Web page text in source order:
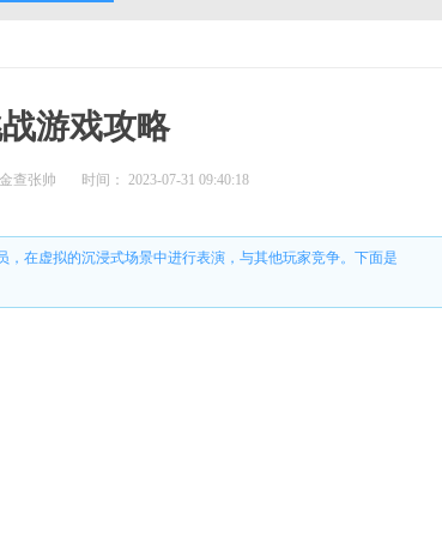
游戏攻略
查张帅 时间： 2023-07-31 09:40:18
在虚拟的沉浸式场景中进行表演，与其他玩家竞争。下面是